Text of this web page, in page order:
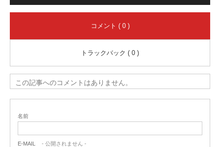
コメント ( 0 )
トラックバック ( 0 )
この記事へのコメントはありません。
名前
E-MAIL - 公開されません -